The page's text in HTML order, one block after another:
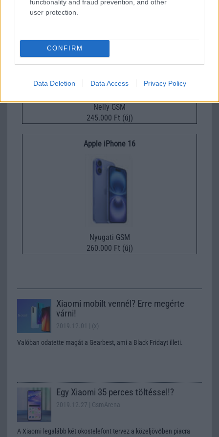
functionality and fraud prevention, and other
user protection.
CONFIRM
Data Deletion Data Access Privacy Policy
Samsung Galaxy S26
Nelly GSM
245.000 Ft (új)
Apple iPhone 16
Nyugati GSM
260.000 Ft (új)
Xiaomi mobilt vennél? Erre megérte
várni!
2019.12.01 | (x)
Valóban odatette magát a Gearbest, ami a Black Fridayt illeti.
Egy Xiaomi 35 perces töltéssel!?
2019.12.27 | GsmArena
A Xiaomi legalább két okostelefont tervez a közeljövőben piacra